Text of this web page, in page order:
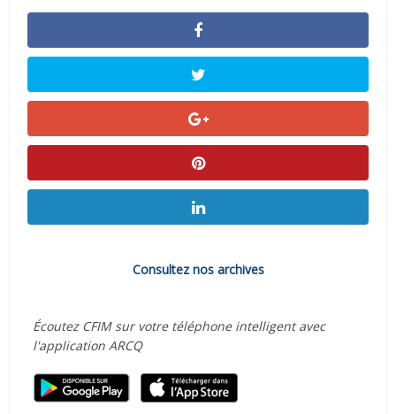
Consultez nos archives
Écoutez CFIM sur votre téléphone intelligent avec
l'application ARCQ